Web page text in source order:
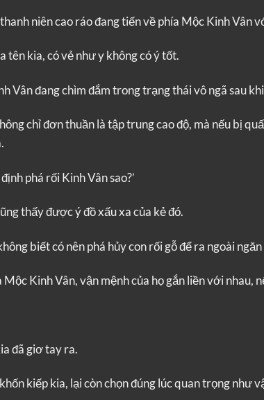
niên cao ráo đang tiến về phía Mộc Kinh Vân
tên kia, có vẻ như y không có ý tốt.
Vân đang chìm đắm trong trạng thái vô ngã sau
chỉ đơn thuần là tập trung cao độ, mà nếu bị
phá rối Kinh Vân sao?’
thấy được ý đồ xấu xa của kẻ đó.
biết có nên phá hủy con rối gỗ để ra ngoài
Kinh Vân, vận mệnh của họ gắn liền với nhau,
đã giơ tay ra.
kiếp kia, lại còn chọn đúng lúc quan trọng như